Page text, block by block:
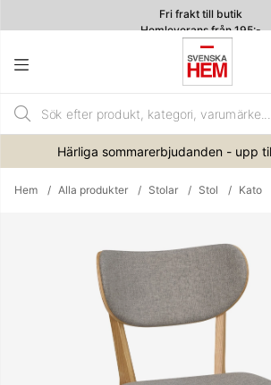
Fri frakt till butik
Hemleverans från 195:-
4.7
Härliga sommarerbjudanden - upp
Hem Alla produkter Stolar Stol Kato